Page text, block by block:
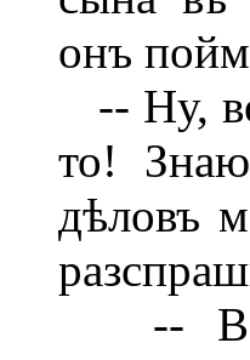
онъ
-- Ну,
то!
дѣловъ
--